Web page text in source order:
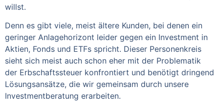
willst.
Denn es gibt viele, meist ältere Kunden, bei denen ein
geringer Anlagehorizont leider gegen ein Investment in
Aktien, Fonds und ETFs spricht. Dieser Personenkreis
sieht sich meist auch schon eher mit der Problematik
der Erbschaftssteuer konfrontiert und benötigt dringend
Lösungsansätze, die wir gemeinsam durch unsere
Investmentberatung erarbeiten.